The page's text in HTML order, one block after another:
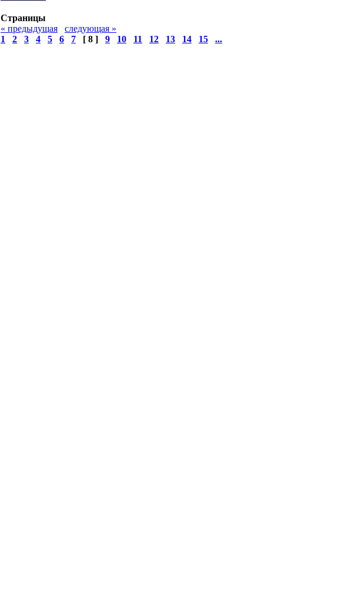
Страницы
« предыдущая следующая »
1
2 3 4 5 6 7 [ 8 ] 9 10 11 12 13 14 15 ...